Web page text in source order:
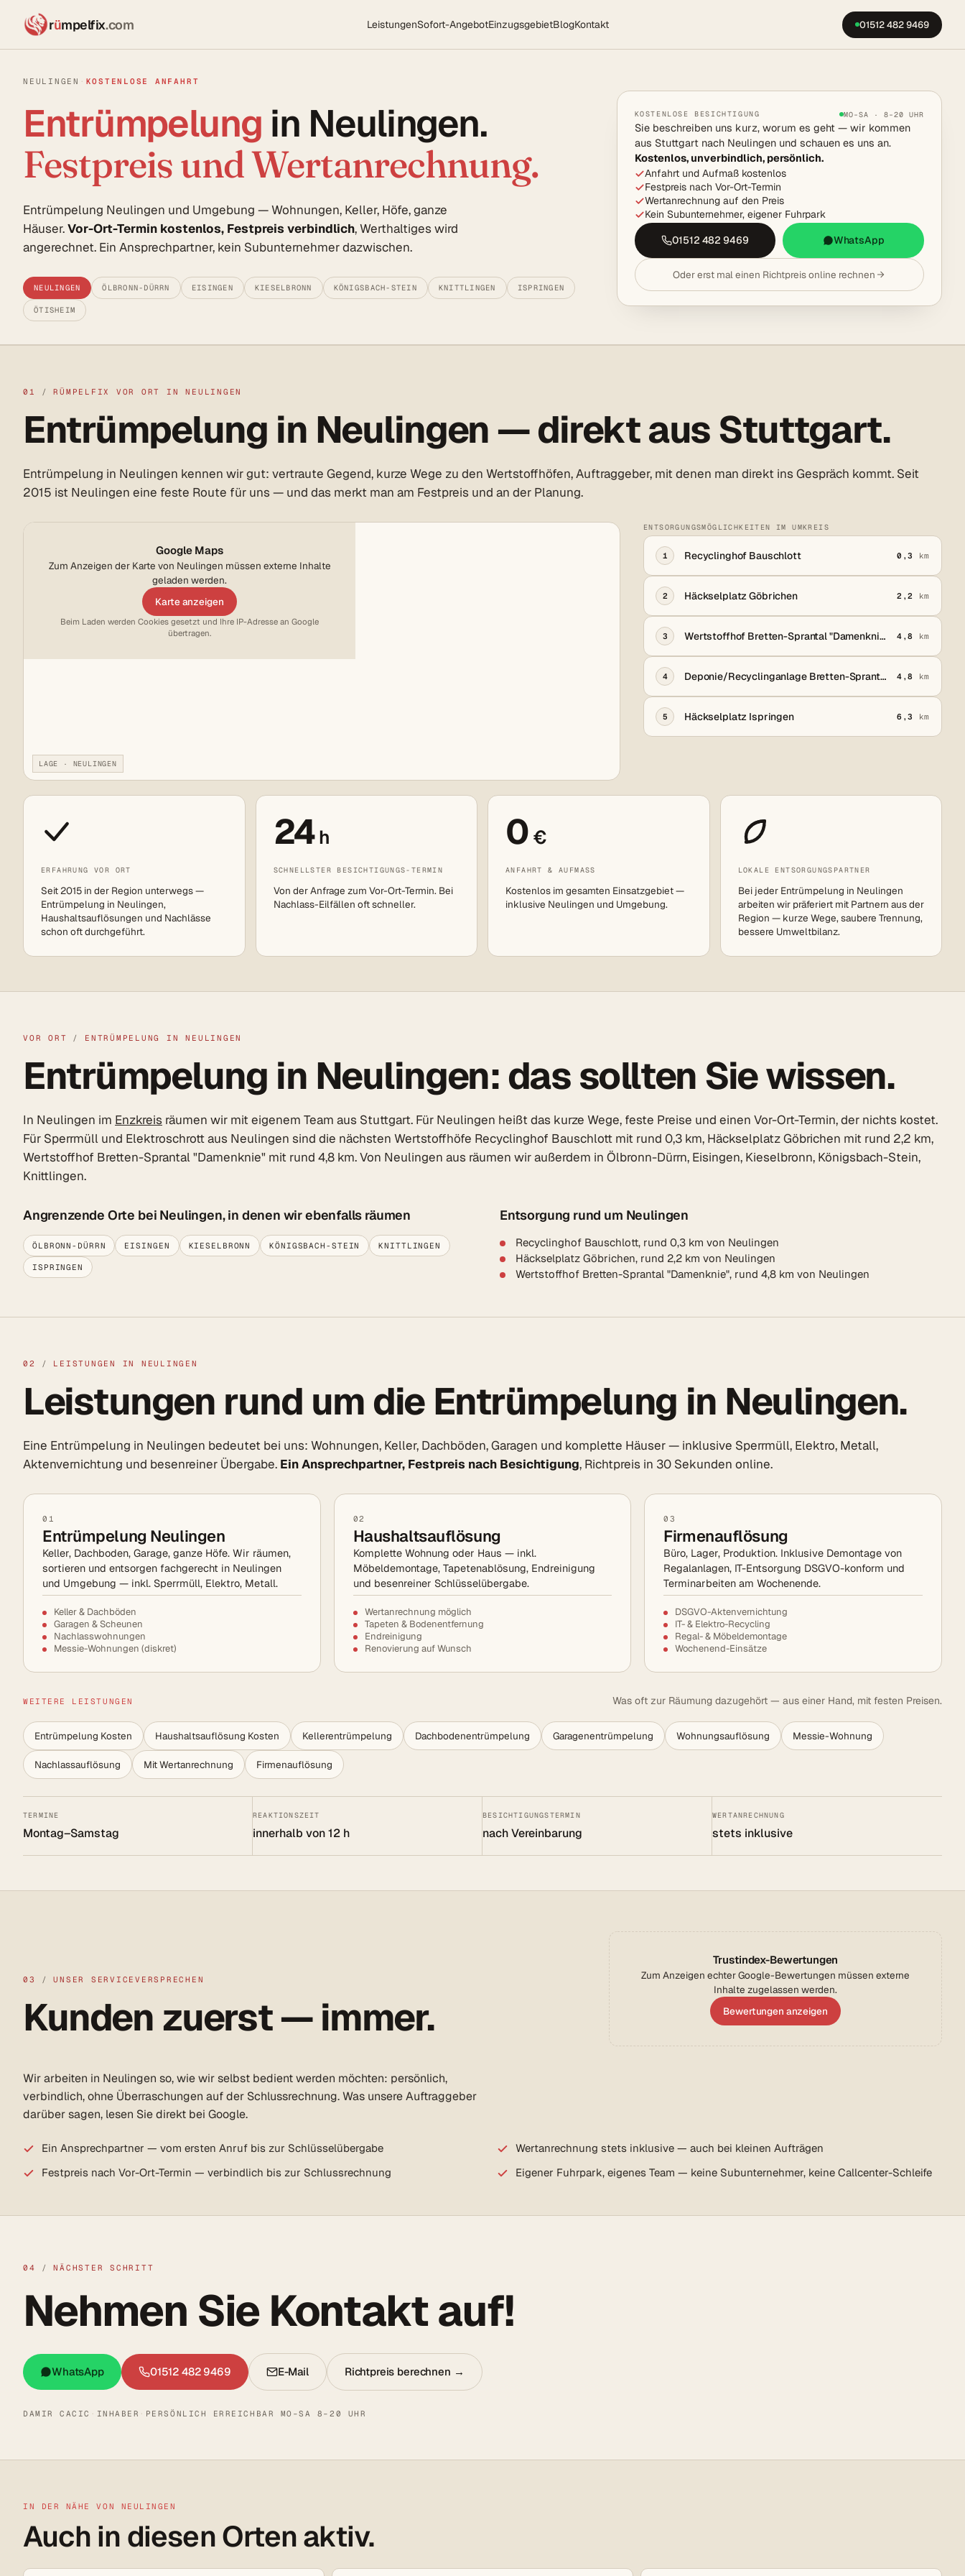
rümpelfix.com LeistungenSofort-AngebotEinzugsgebietBlogKontakt 01512 482 9469
NEULINGEN · KOSTENLOSE ANFAHRT
Entrümpelung in Neulingen.
Festpreis und Wertanrechnung.
Entrümpelung Neulingen und Umgebung — Wohnungen, Keller, Höfe, ganze
Häuser.Vor-Ort-Termin kostenlos, Festpreis verbindlich, Werthaltiges wird
angerechnet. Ein Ansprechpartner, kein Subunternehmer dazwischen.
NEULINGEN ÖLBRONN-DÜRRN EISINGEN KIESELBRONN KÖNIGSBACH-STEIN KNITTLINGEN ISPRINGEN
ÖTISHEIM
KOSTENLOSE BESICHTIGUNG MO–SA · 8–20 UHR
Sie beschreiben uns kurz, worum es geht — wir kommen
aus Stuttgart nach Neulingen und schauen es uns an.
Kostenlos, unverbindlich, persönlich.
Anfahrt und Aufmaß kostenlos
Festpreis nach Vor-Ort-Termin
Wertanrechnung auf den Preis
Kein Subunternehmer, eigener Fuhrpark
01512 482 9469
WhatsApp
Oder erst mal einen Richtpreis online rechnen
01 / RÜMPELFIX VOR ORT IN NEULINGEN
Entrümpelung in Neulingen — direkt aus Stuttgart.
Entrümpelung in Neulingen kennen wir gut: vertraute Gegend, kurze Wege zu den Wertstoffhöfen, Auftraggeber, mit denen man direkt ins Gespräch kommt. Seit
2015 ist Neulingen eine feste Route für uns — und das merkt man am Festpreis und an der Planung.
Google Maps
Zum Anzeigen der Karte von Neulingen müssen externe Inhalte
geladen werden.
Karte anzeigen
Beim Laden werden Cookies gesetzt und Ihre IP-Adresse an Google
übertragen.
LAGE · NEULINGEN
ENTSORGUNGSMÖGLICHKEITEN IM UMKREIS
1 Recyclinghof Bauschlott 0,3 km
2 Häckselplatz Göbrichen 2,2 km
3 Wertstoffhof Bretten-Sprantal "Damenknie" 4,8 km
4 Deponie/Recyclinganlage Bretten-Sprantal "Damenknie" 4,8 km
5 Häckselplatz Ispringen 6,3 km
ERFAHRUNG VOR ORT
Seit 2015 in der Region unterwegs —
Entrümpelung in Neulingen,
Haushaltsauflösungen und Nachlässe
schon oft durchgeführt.
24h
SCHNELLSTER BESICHTIGUNGS-TERMIN
Von der Anfrage zum Vor-Ort-Termin. Bei
Nachlass-Eilfällen oft schneller.
0 €
ANFAHRT & AUFMASS
Kostenlos im gesamten Einsatzgebiet —
inklusive Neulingen und Umgebung.
LOKALE ENTSORGUNGSPARTNER
Bei jeder Entrümpelung in Neulingen
arbeiten wir präferiert mit Partnern aus der
Region — kurze Wege, saubere Trennung,
bessere Umweltbilanz.
VOR ORT / ENTRÜMPELUNG IN NEULINGEN
Entrümpelung in Neulingen: das sollten Sie wissen.
In Neulingen im Enzkreis räumen wir mit eigenem Team aus Stuttgart. Für Neulingen heißt das kurze Wege, feste Preise und einen Vor-Ort-Termin, der nichts kostet.
Für Sperrmüll und Elektroschrott aus Neulingen sind die nächsten Wertstoffhöfe Recyclinghof Bauschlott mit rund 0,3 km, Häckselplatz Göbrichen mit rund 2,2 km,
Wertstoffhof Bretten-Sprantal "Damenknie" mit rund 4,8 km. Von Neulingen aus räumen wir außerdem in Ölbronn-Dürrn, Eisingen, Kieselbronn, Königsbach-Stein,
Knittlingen.
Angrenzende Orte bei Neulingen, in denen wir ebenfalls räumen
ÖLBRONN-DÜRRN EISINGEN KIESELBRONN KÖNIGSBACH-STEIN KNITTLINGEN
ISPRINGEN
Entsorgung rund um Neulingen
Recyclinghof Bauschlott, rund 0,3 km von Neulingen
Häckselplatz Göbrichen, rund 2,2 km von Neulingen
Wertstoffhof Bretten-Sprantal "Damenknie", rund 4,8 km von Neulingen
02 / LEISTUNGEN IN NEULINGEN
Leistungen rund um die Entrümpelung in Neulingen.
Eine Entrümpelung in Neulingen bedeutet bei uns: Wohnungen, Keller, Dachböden, Garagen und komplette Häuser — inklusive Sperrmüll, Elektro, Metall,
Aktenvernichtung und besenreiner Übergabe. Ein Ansprechpartner, Festpreis nach Besichtigung, Richtpreis in 30 Sekunden online.
01
Entrümpelung Neulingen
Keller, Dachboden, Garage, ganze Höfe. Wir räumen,
sortieren und entsorgen fachgerecht in Neulingen
und Umgebung — inkl. Sperrmüll, Elektro, Metall.
Keller & Dachböden
Garagen & Scheunen
Nachlasswohnungen
Messie-Wohnungen (diskret)
02
Haushaltsauflösung
Komplette Wohnung oder Haus — inkl.
Möbeldemontage, Tapetenablösung, Endreinigung
und besenreiner Schlüsselübergabe.
Wertanrechnung möglich
Tapeten & Bodenentfernung
Endreinigung
Renovierung auf Wunsch
03
Firmenauflösung
Büro, Lager, Produktion. Inklusive Demontage von
Regalanlagen, IT-Entsorgung DSGVO-konform und
Terminarbeiten am Wochenende.
DSGVO-Aktenvernichtung
IT- & Elektro-Recycling
Regal- & Möbeldemontage
Wochenend-Einsätze
WEITERE LEISTUNGEN Was oft zur Räumung dazugehört — aus einer Hand, mit festen Preisen.
Entrümpelung Kosten Haushaltsauflösung Kosten Kellerentrümpelung Dachbodenentrümpelung Garagenentrümpelung Wohnungsauflösung Messie-Wohnung
Nachlassauflösung Mit Wertanrechnung Firmenauflösung
TERMINE
Montag–Samstag
REAKTIONSZEIT
innerhalb von 12 h
BESICHTIGUNGSTERMIN
nach Vereinbarung
WERTANRECHNUNG
stets inklusive
03 / UNSER SERVICEVERSPRECHEN
Kunden zuerst — immer.
Trustindex-Bewertungen
Zum Anzeigen echter Google-Bewertungen müssen externe
Inhalte zugelassen werden.
Bewertungen anzeigen
Wir arbeiten in Neulingen so, wie wir selbst bedient werden möchten: persönlich,
verbindlich, ohne Überraschungen auf der Schlussrechnung. Was unsere Auftraggeber
darüber sagen, lesen Sie direkt bei Google.
Ein Ansprechpartner — vom ersten Anruf bis zur Schlüsselübergabe
Wertanrechnung stets inklusive — auch bei kleinen Aufträgen
Festpreis nach Vor-Ort-Termin — verbindlich bis zur Schlussrechnung
Eigener Fuhrpark, eigenes Team — keine Subunternehmer, keine Callcenter-Schleife
04 / NÄCHSTER SCHRITT
Nehmen Sie Kontakt auf!
WhatsApp 01512 482 9469 E-Mail Richtpreis berechnen →
DAMIR CACIC · INHABER · PERSÖNLICH ERREICHBAR MO–SA 8–20 UHR
IN DER NÄHE VON NEULINGEN
Auch in diesen Orten aktiv.